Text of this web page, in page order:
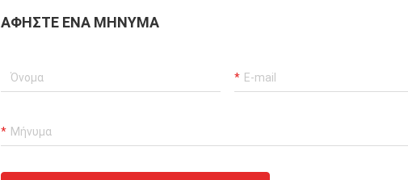
ΑΦΉΣΤΕ ΈΝΑ ΜΉΝΥΜΑ